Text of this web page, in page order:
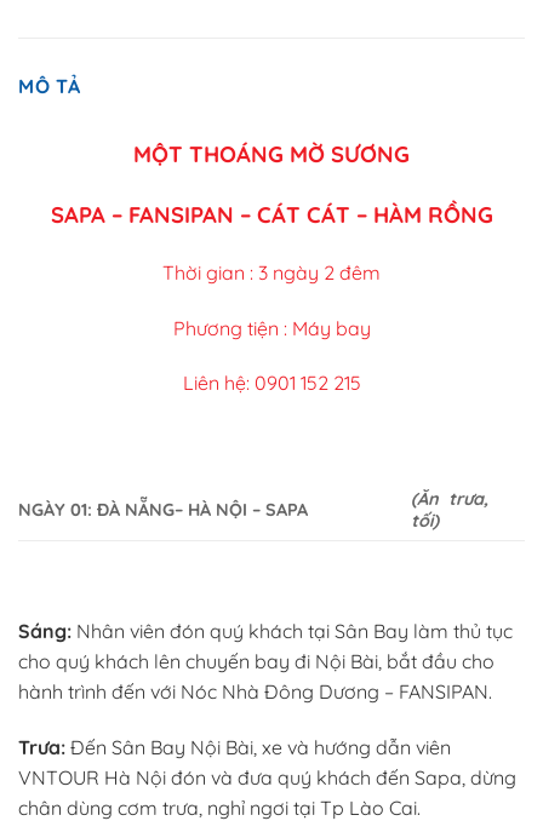
MÔ TẢ
MỘT THOÁNG MỜ SƯƠNG
SAPA – FANSIPAN – CÁT CÁT – HÀM RỒNG
Thời gian : 3 ngày 2 đêm
Phương tiện : Máy bay
Liên hệ: 0901 152 215
NGÀY 01: ĐÀ NẴNG– HÀ NỘI – SAPA
(Ăn trưa,
tối)
Sáng: Nhân viên đón quý khách tại Sân Bay làm thủ tục
cho quý khách lên chuyến bay đi Nội Bài, bắt đầu cho
hành trình đến với Nóc Nhà Đông Dương – FANSIPAN.
Trưa: Đến Sân Bay Nội Bài, xe và hướng dẫn viên
VNTOUR Hà Nội đón và đưa quý khách đến Sapa, dừng
chân dùng cơm trưa, nghỉ ngơi tại Tp Lào Cai.